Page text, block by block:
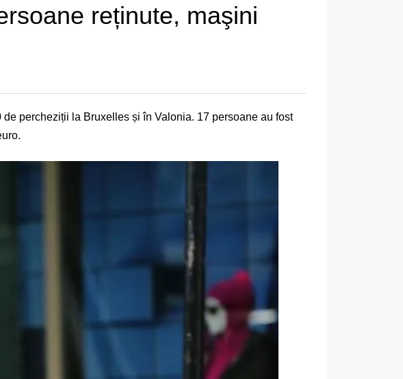
reținute, maşini
percheziții la Bruxelles și în Valonia. 17 persoane au fost